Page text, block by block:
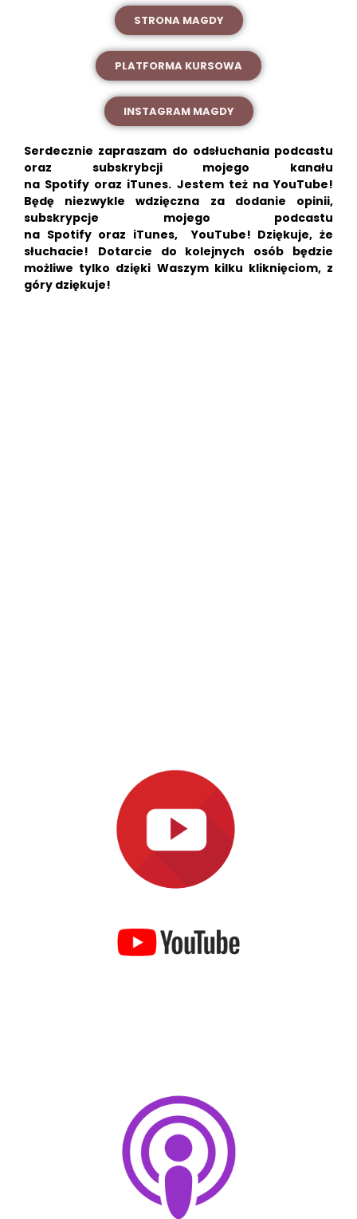
STRONA MAGDY
PLATFORMA KURSOWA
INSTAGRAM MAGDY
Serdecznie zapraszam do odsłuchania podcastu
oraz subskrybcji mojego kanału
na Spotify oraz iTunes. Jestem też naYouTube!
Będę niezwykle wdzięczna za dodanie opinii,
subskrypcje mojego podcastu
na Spotifyoraz iTunes,YouTube! Dziękuje, że
słuchacie!
Dotarcie do kolejnych osób będzie
możliwe tylko dzięki Waszym kilku kliknięciom, z
góry dziękuje!